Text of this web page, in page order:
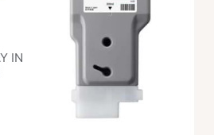
IN
giá nào cho sản phẩm này.